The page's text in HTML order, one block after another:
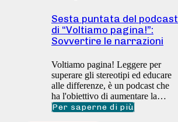
Sesta puntata del podcast
di “Voltiamo pagina!”:
Sovvertire le narrazioni
Voltiamo pagina! Leggere per
superare gli stereotipi ed educare
alle differenze, è un podcast che
ha l'obiettivo di aumentare la…
Per saperne di più